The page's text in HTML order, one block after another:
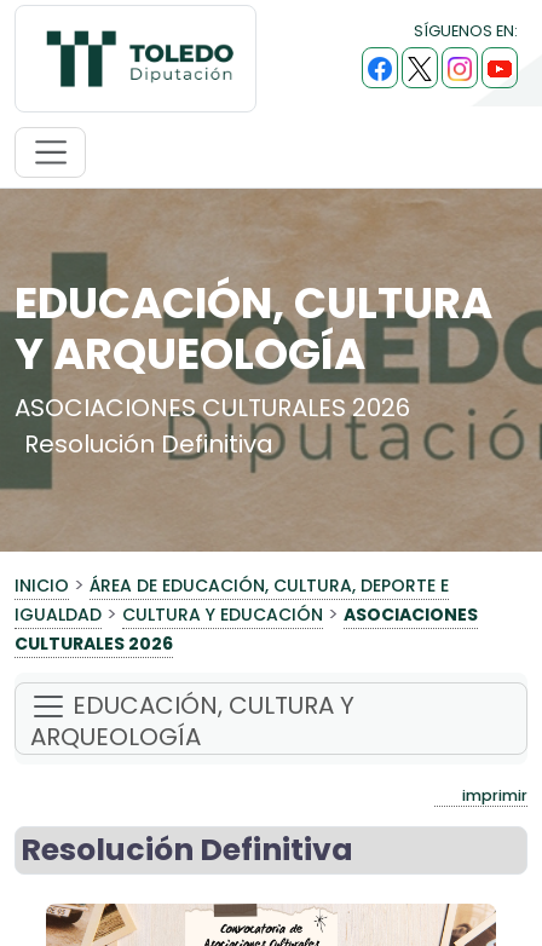
SÍGUENOS EN:
EDUCACIÓN, CULTURA
Y ARQUEOLOGÍA
ASOCIACIONES CULTURALES 2026
Resolución Definitiva
INICIO > ÁREA DE EDUCACIÓN, CULTURA, DEPORTE E
IGUALDAD > CULTURA Y EDUCACIÓN > ASOCIACIONES
CULTURALES 2026
EDUCACIÓN, CULTURA Y
ARQUEOLOGÍA
imprimir
Resolución Definitiva